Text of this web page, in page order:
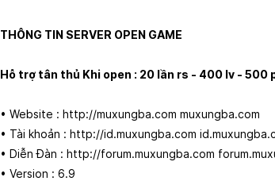
THÔNG TIN SERVER OPEN GAME
Hỗ trợ tân thủ Khi open : 20 lần rs - 400 lv - 500
• Website : http://muxungba.com muxungba.com
• Tài khoản : http://id.muxungba.com
• Diễn Đàn : http://forum.muxungba.com
• Version : 6.9